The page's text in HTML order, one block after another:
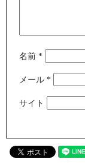
名前*
メール*
サイト